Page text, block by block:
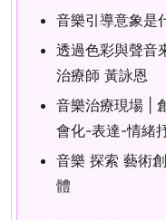
音樂引導意象是
透過色彩與聲音
治療師 黃詠恩
音樂治療現場 |
會化-表達-情緒
音樂 探索 藝術
體